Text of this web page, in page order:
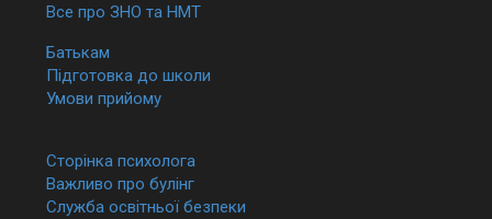
Все про ЗНО та НМТ
Батькам
Підготовка до школи
Умови прийому
Сторінка психолога
Важливо про булінг
Служба освітньої безпеки